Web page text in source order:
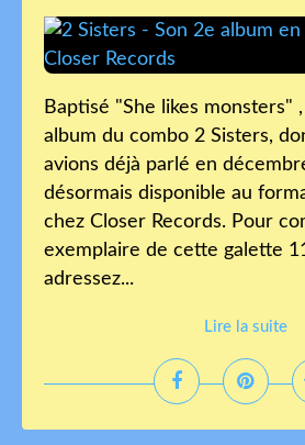
Baptisé "She likes monsters"
album du combo 2 Sisters,
avions déjà parlé en
désormais disponible au
chez Closer Records. Pour
exemplaire de cette galette
adressez...
Lire la suite